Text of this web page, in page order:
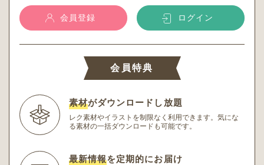
会員登録 ログイン
会員特典
素材がダウンロードし放題
レク素材やイラストを制限なく利用できます。 気にな
る素材の一括ダウンロードも可能です。
最新情報を定期的にお届け